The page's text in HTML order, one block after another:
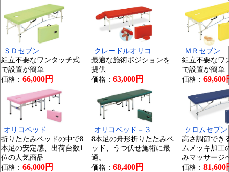
ＳＤセブン
組立不要なワンタッチ式
で設置が簡単
価格： 66,000円
クレードルオリコ
最適な施術ポジションを
提供
価格： 63,000円
ＭＲセブン
組立不要なワ
で設置が簡単
価格： 69,600
オリコベッド
折りたたみベッドの中で8
本足の安定感、出荷台数1
位の人気商品
価格： 66,000円
オリコベッド－３
8本足の舟形折りたたみベ
ッド、うつ伏せ施術に最
適。
価格： 68,400円
クロムセブン
高さ調節でき
ムメッキ加工
みマッサージ
価格： 81,600